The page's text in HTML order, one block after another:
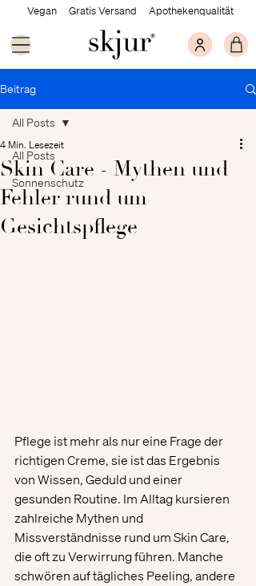
Vegan Gratis Versand Apothekenqualität
Beitrag
All Posts
Sonnenschutz
All Posts
Skin Care - Mythen und
Fehler rund um
Gesichtspflege
4 Min. Lesezeit
Pflege ist mehr als nur eine Frage der
richtigen Creme, sie ist das Ergebnis
von Wissen, Geduld und einer
gesunden Routine. Im Alltag kursieren
zahlreiche Mythen und
Missverständnisse rund um Skin Care,
die oft zu Verwirrung führen. Manche
schwören auf tägliches Peeling, andere